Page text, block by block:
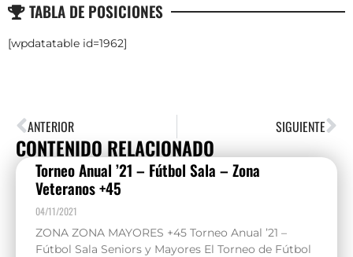
TABLA DE POSICIONES
[wpdatatable id=1962]
ANTERIOR SIGUIENTE
CONTENIDO RELACIONADO
Torneo Anual ’21 – Fútbol Sala – Zona
Veteranos +45
04/11/2021
ZONA ZONA MAYORES +45 Torneo Anual ’21 –
Fútbol Sala Seniors y Mayores El Torneo de Fútbol